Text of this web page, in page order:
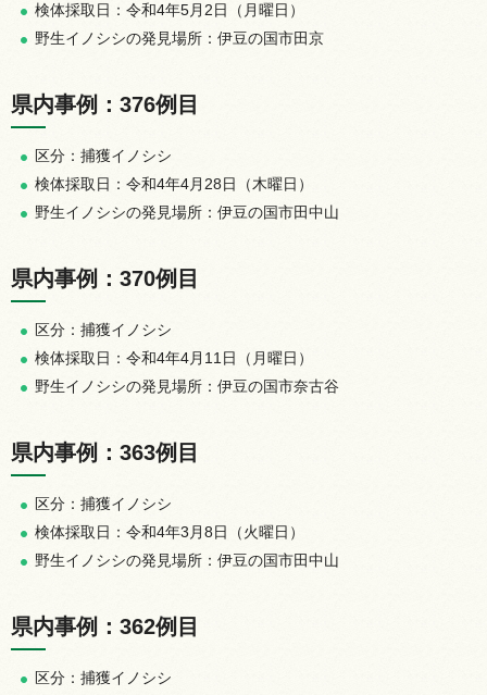
検体採取日：令和4年5月2日（月曜日）
野生イノシシの発見場所：伊豆の国市田京
県内事例：376例目
区分：捕獲イノシシ
検体採取日：令和4年4月28日（木曜日）
野生イノシシの発見場所：伊豆の国市田中山
県内事例：370例目
区分：捕獲イノシシ
検体採取日：令和4年4月11日（月曜日）
野生イノシシの発見場所：伊豆の国市奈古谷
県内事例：363例目
区分：捕獲イノシシ
検体採取日：令和4年3月8日（火曜日）
野生イノシシの発見場所：伊豆の国市田中山
県内事例：362例目
区分：捕獲イノシシ